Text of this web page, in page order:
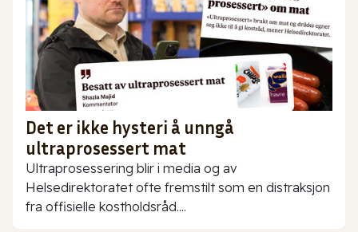
Det er ikke hysteri å unngå
ultraprosessert mat
Ultraprosessering blir i media og av
Helsedirektoratet ofte fremstilt som en distraksjon
fra offisielle kostholdsråd....